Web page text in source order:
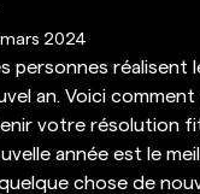
2024
personnes réalisent
an. Voici comment
votre résolution
année est le
chose de